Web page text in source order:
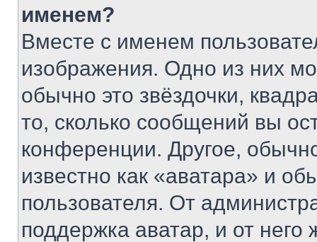
именем?
Вместе с именем
изображения. Одно из них
обычно это звёздочки,
то, сколько сообщений вы
конференции. Другое,
известно как «аватара» и
пользователя. От
поддержка аватар, и от него